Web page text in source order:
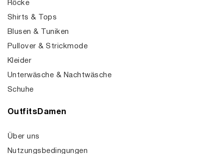
Röcke
Shirts & Tops
Blusen & Tuniken
Pullover & Strickmode
Kleider
Unterwäsche & Nachtwäsche
Schuhe
OutfitsDamen
Über uns
Nutzungsbedingungen